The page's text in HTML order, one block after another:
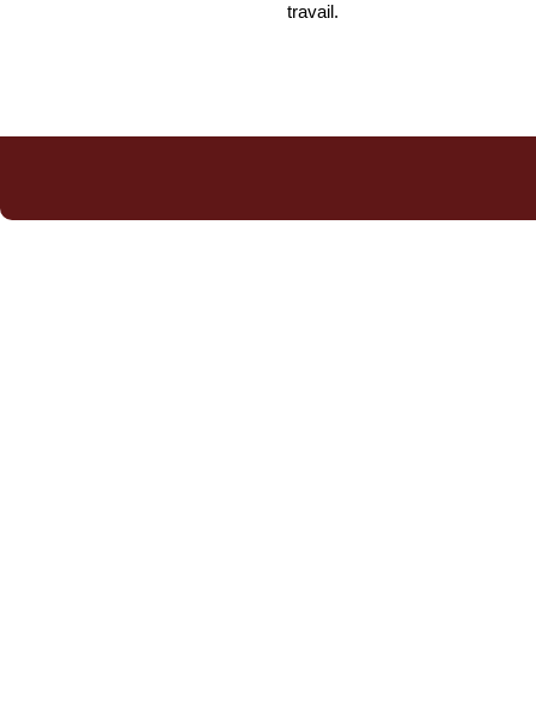
travail.